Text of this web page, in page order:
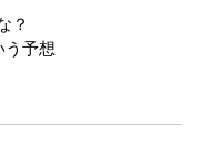
？
う予想